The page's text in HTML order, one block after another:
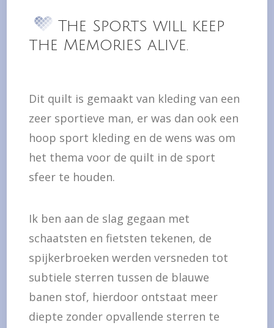
The Sports will keep
the Memories alive.
Dit quilt is gemaakt van kleding van een
zeer sportieve man, er was dan ook een
hoop sport kleding en de wens was om
het thema voor de quilt in de sport
sfeer te houden.
Ik ben aan de slag gegaan met
schaatsten en fietsten tekenen, de
spijkerbroeken werden versneden tot
subtiele sterren tussen de blauwe
banen stof, hierdoor ontstaat meer
diepte zonder opvallende sterren te